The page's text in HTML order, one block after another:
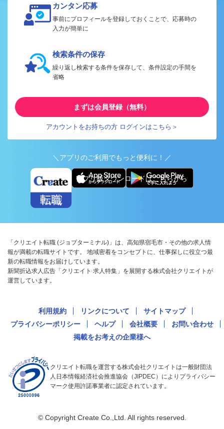
カンタン応募
事前にプロフィールを登録しておくことで、応募時の
入力が簡単に
検索条件の保存
繰り返し検索する条件を保存して、条件設定の手間を
省略
まずは会員登録（無料）
アカウントをお持ちの方 ログインはこちら＞
＼アプリのご利用でもっと便利に！／
アプリ版ダウンロードはこちらから
「クリエイト転職 (ジョブターミナル)」は、高知県宿毛市・その他の求人情
報が満載の転職サイトです。 地域密着をコンセプトに、仕事探しに役立つ最
新の転職情報をお届けしています。
新聞折込求人広告「クリエイト 求人特集」を展開する株式会社クリエイトが
運営しています。
利用規約 リンクについて
サイトマップ
プライバシーポリシー
ヘルプ 会社概要
お問い合わせ
掲載をお考えの企業様へ
クリエイト転職を運営する株式会社クリエイトは一般財団法
人日本情報経済社会推進協会（JIPDEC）によりプライバシー
マーク使用許諾事業者に認定されています。
© Copyright Create Co.,Ltd. All rights reserved.